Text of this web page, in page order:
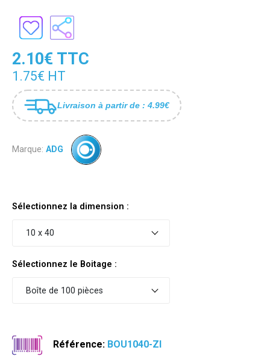
2.10€ TTC
1.75€ HT
Livraison à partir de : 4.99€
Marque: ADG
Sélectionnez la dimension :
10 x 40
Sélectionnez le Boitage :
Boîte de 100 pièces
Référence: BOU1040-ZI